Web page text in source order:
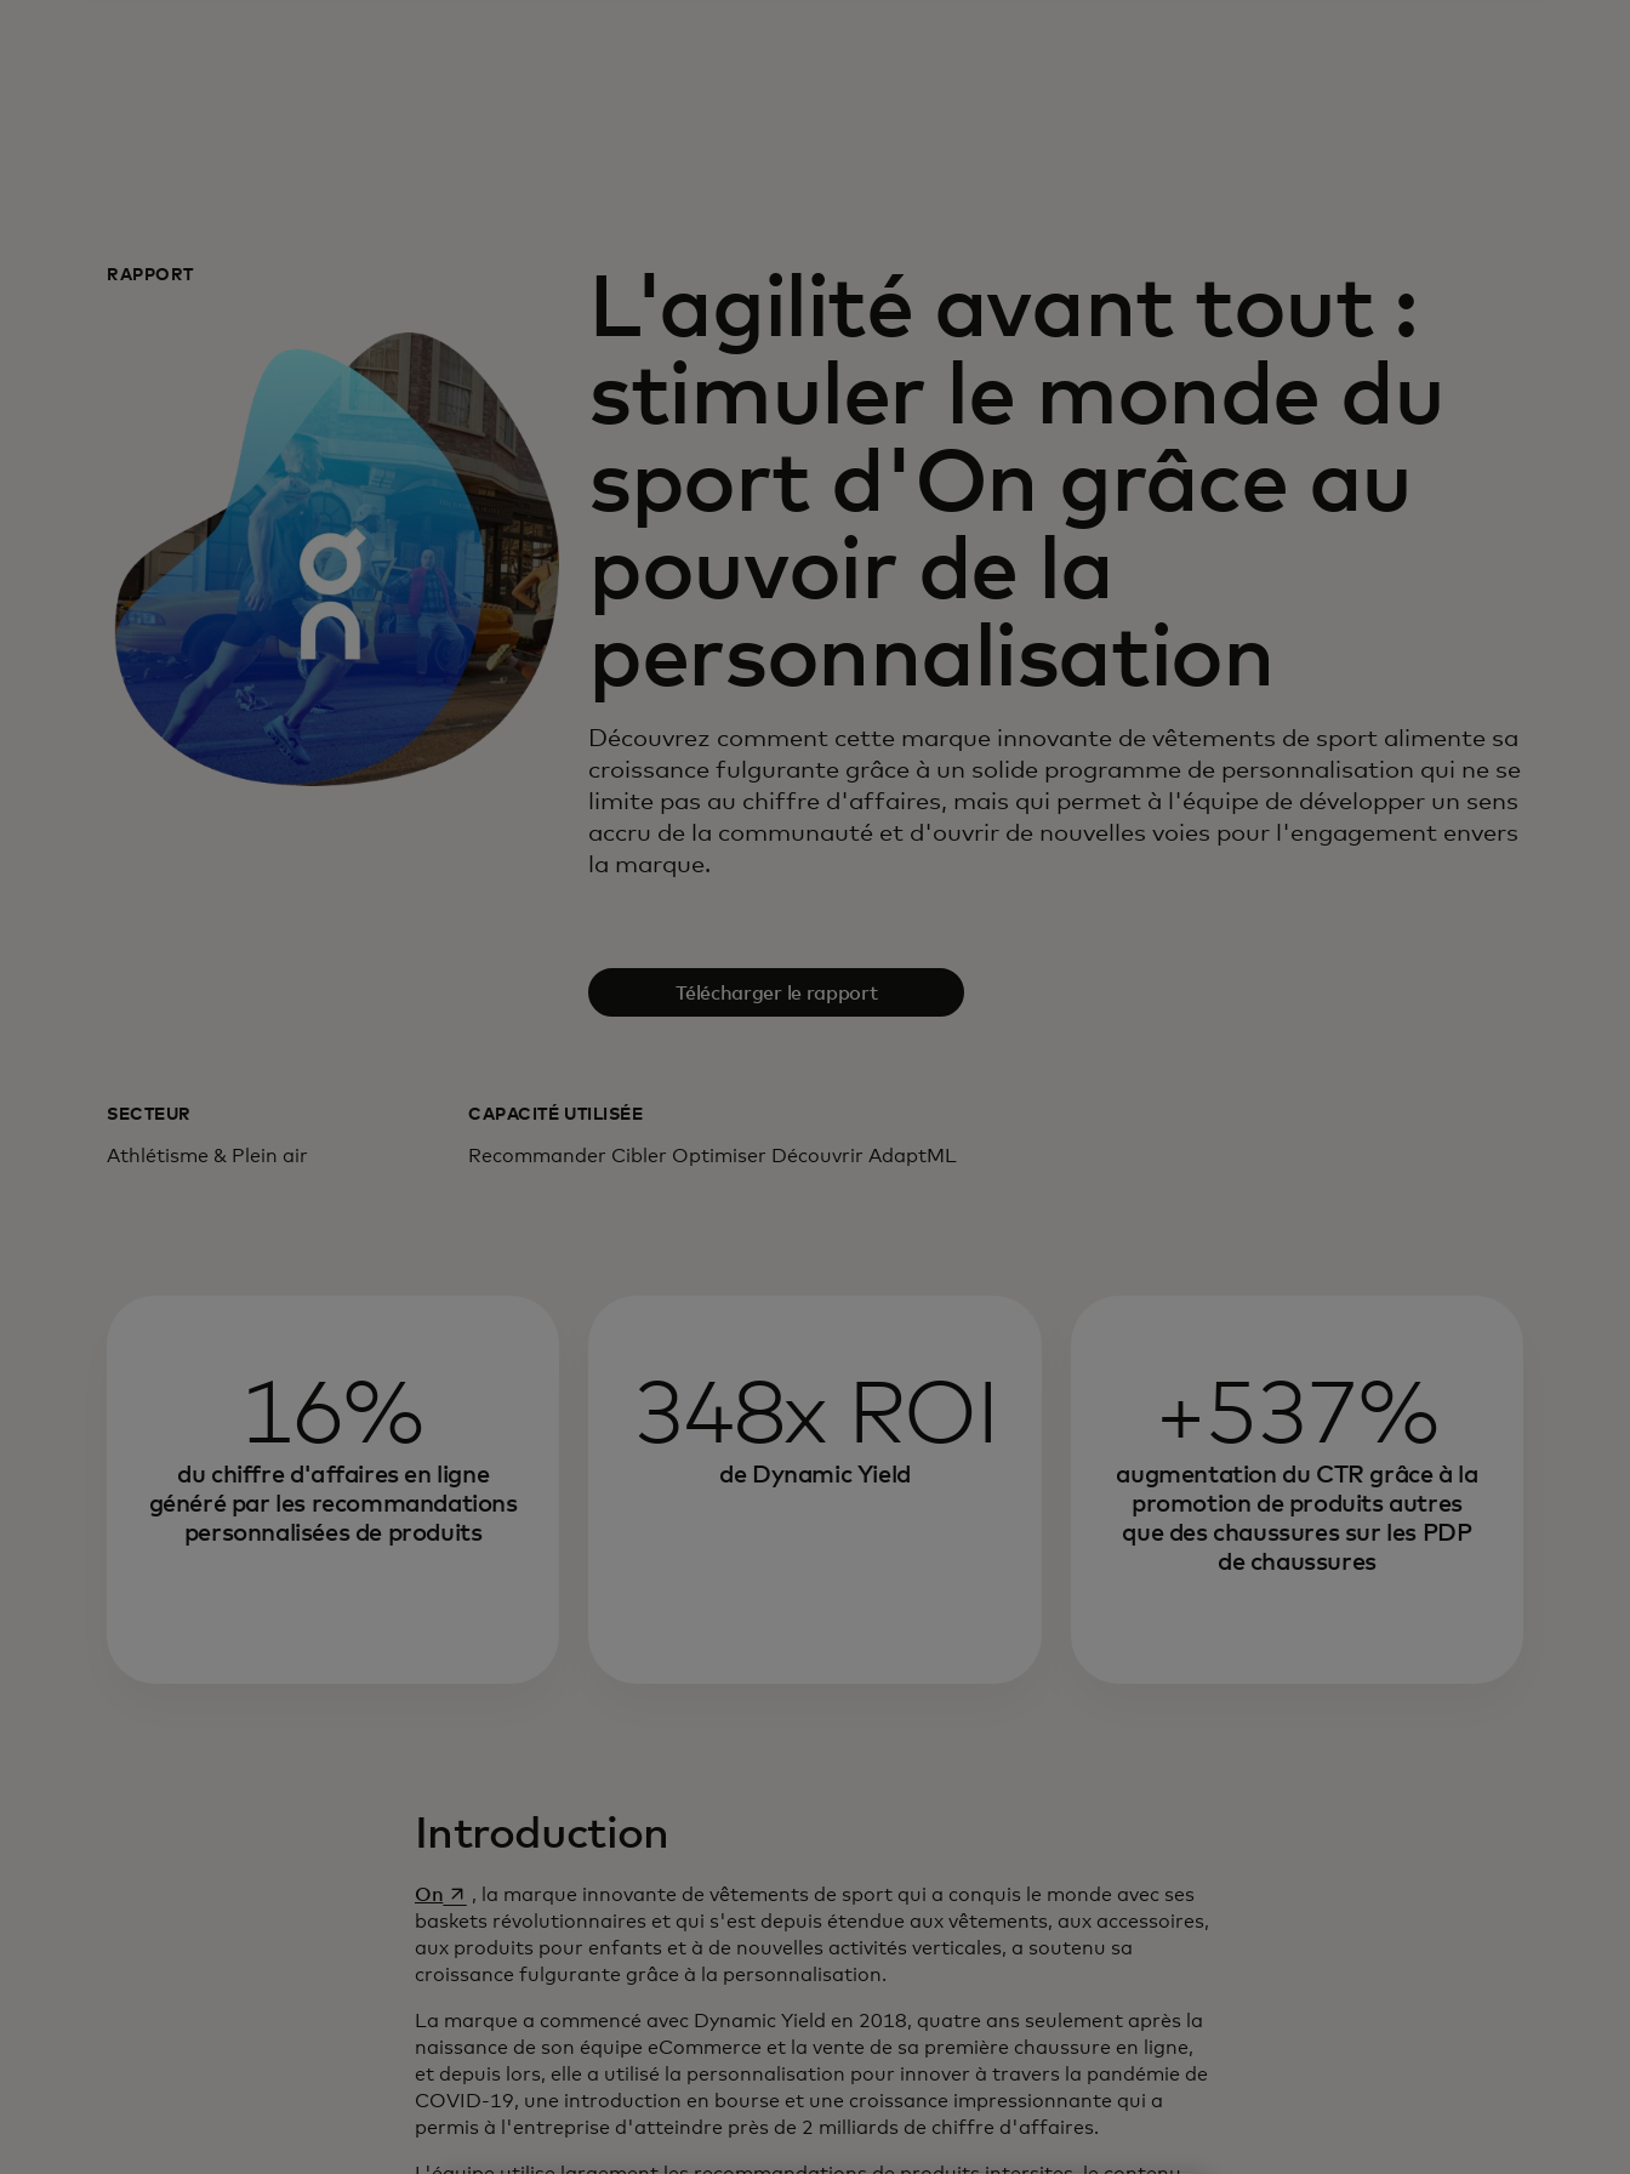
RAPPORT
L'agilité avant tout :
stimuler le monde du
sport d'On grâce au
pouvoir de la
personnalisation
Découvrez comment cette marque innovante de vêtements de sport alimente sa
croissance fulgurante grâce à un solide programme de personnalisation qui ne se
limite pas au chiffre d'affaires, mais qui permet à l'équipe de développer un sens
accru de la communauté et d'ouvrir de nouvelles voies pour l'engagement envers
la marque.
Télécharger le rapport
SECTEUR
Athlétisme & Plein air
CAPACITÉ UTILISÉE
Recommander Cibler Optimiser Découvrir AdaptML
16%
du chiffre d'affaires en ligne
généré par les recommandations
personnalisées de produits
348x ROI
de Dynamic Yield
+537%
augmentation du CTR grâce à la
promotion de produits autres
que des chaussures sur les PDP
de chaussures
Introduction
Ons’ouvre dans un nouvel onglet
, la marque innovante de vêtements de sport qui a conquis le monde avec ses
baskets révolutionnaires et qui s'est depuis étendue aux vêtements, aux accessoires,
aux produits pour enfants et à de nouvelles activités verticales, a soutenu sa
croissance fulgurante grâce à la personnalisation.
La marque a commencé avec Dynamic Yield en 2018, quatre ans seulement après la
naissance de son équipe eCommerce et la vente de sa première chaussure en ligne,
et depuis lors, elle a utilisé la personnalisation pour innover à travers la pandémie de
COVID-19, une introduction en bourse et une croissance impressionnante qui a
permis à l'entreprise d'atteindre près de 2 milliards de chiffre d'affaires.